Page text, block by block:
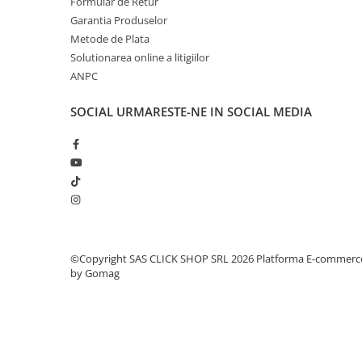
Rampe luminoase girofar
Rezistoare CANBUS LED
Stroboscoape Auto
Veste Reflectorizante de Avertizare
Elemente Caroserie
Capace inox si jante
Capace piulite
Oglinzi auto
Parasolare Camion – Cabina si
Garantia Produselor
Metode de Plata
Solutionarea online a litigiilor
ANPC
SOCIAL URMARESTE-NE IN SOCIAL MEDIA
©Copyright SAS CLICK SHOP SRL 2026 Platforma E-
by Gomag